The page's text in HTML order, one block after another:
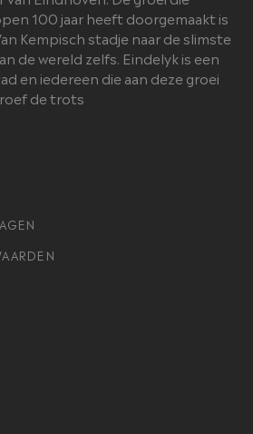
100 jaar heeft doorgemaakt is
Kempisch stadje naar de slimste
de wereld zelfs. Eindelyk is een
en iedereen die aan deze groei
de trots